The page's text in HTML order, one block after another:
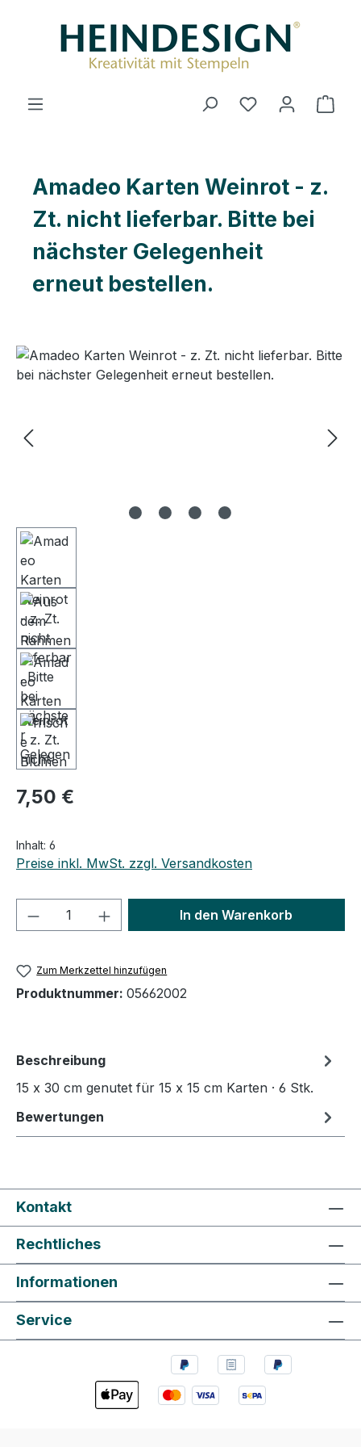
Amadeo Karten Weinrot - z.
Zt. nicht lieferbar. Bitte bei
nächster Gelegenheit
erneut bestellen.
Bildergalerie überspringen
7,50 €
Inhalt: 6
Preise inkl. MwSt. zzgl. Versandkosten
Produkt Anzahl: Gib denIn den Warenkorb
Zum Merkzettel hinzufügen
Produktnummer: 05662002
Beschreibung
15 x 30 cm genutet für 15 x 15 cm Karten · 6 Stk.
Bewertungen
Kontakt
Rechtliches
Informationen
Service